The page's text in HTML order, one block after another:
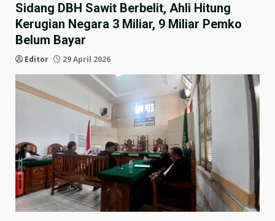
Sidang DBH Sawit Berbelit, Ahli Hitung
Kerugian Negara 3 Miliar, 9 Miliar Pemko
Belum Bayar
Editor 29 April 2026